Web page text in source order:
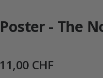
Poster - The
11,00 CHF